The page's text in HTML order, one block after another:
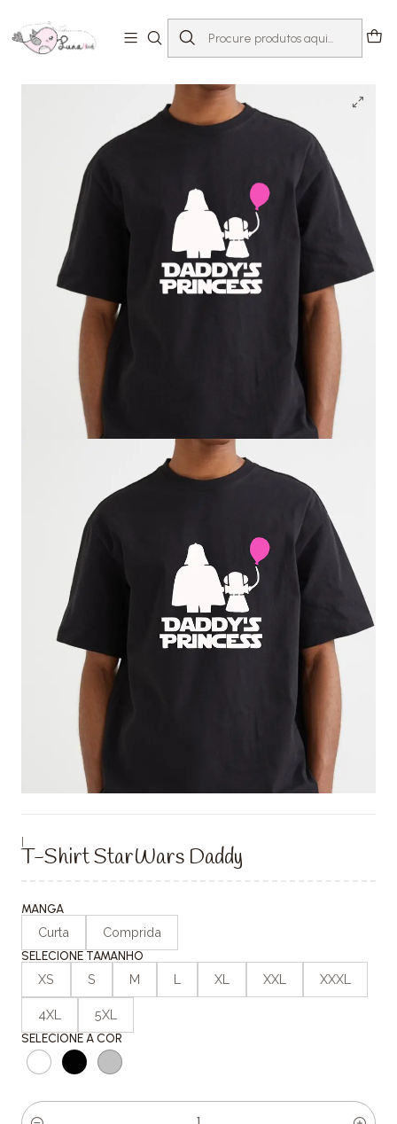
T-shirts com Mensagem
Dia Do Pai
T-Shirt StarWars Daddy
|
T-Shirt StarWars Daddy
MANGA
Curta Comprida
SELECIONE TAMANHO
XS S M L XL XXL XXXL
4XL 5XL
SELECIONE A COR